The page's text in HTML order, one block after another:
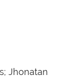
Jhonatan